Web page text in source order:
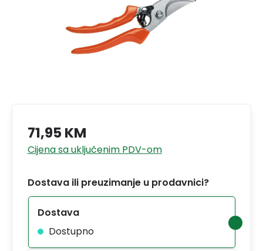
71,95 KM
Cijena sa uključenim PDV-om
Dostava ili preuzimanje u prodavnici?
Dostava
Dostupno